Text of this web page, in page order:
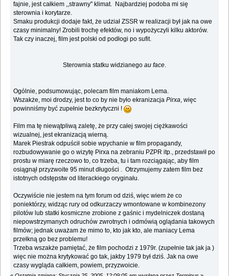
fajnie, jest całkiem ,,strawny'' klimat. Najbardziej podoba mi się
sterownia i korytarze.
Smaku produkcji dodaje fakt, że udział ZSSR w realizacji był jak na owe
czasy minimalny! Zrobili trochę efektów, no i wypożyczyli kilku aktorów.
Tak czy inaczej, film jest polski od podłogi po sufit.
Sterownia statku widzianego au face.
Ogólnie, podsumowując, polecam film maniakom Lema.
Wszakże, moi drodzy, jest to co by nie było ekranizacjaPirxa, więc
powinniśmy być zupełnie bezkrytyczni !
Film ma tę niewątpliwą zaletę, że przy całej swojej ciężkawości
wizualnej, jest ekranizacją wierną.
Marek Piestrak odpuścił sobie wpychanie w film propagandy,
rozbudowywanie go o wizytę Pirxa na zebraniu PZPR itp., przedstawił po
prostu w miarę rzeczowo to, co trzeba, tu i tam rozciągając, aby film
osiągnął przyzwoite 95 minut długości . Otrzymujemy zatem film bez
istotnych odstępstw od literackiego oryginału.
Oczywiście nie jestem na tym forum od dziś, więc wiem że co
poniektórzy, widząc rury od odkurzaczy wmontowane w kombinezony
pilotów lub statki kosmiczne zrobione z gaśnic i mydelniczek dostaną
niepowstrzymanych odruchów zwrotnych i odmówią oglądania takowych
filmów; jednak uważam że mimo to, kto jak kto, ale maniacy Lema
przełkną go bez problemu!
Trzeba wszakże pamiętać, że film pochodzi z 1979r. (zupełnie tak jak ja )
więc nie można krytykować go tak, jakby 1979 był dziś. Jak na owe
czasy wygląda całkiem, powiem, przyzwoicie.